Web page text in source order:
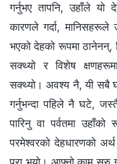
गर्नुभए तापनि, उहाँले यो
कारणले गर्दा, मानिसहरूले
भएको देहको रूपमा
सक्थ्यो र विशेष
सक्थ्यो। अवश्य नै, यी सबै
गर्नुभन्दा पहिले नै घटे,
पारिनु वा पर्वतमा
परमेश्‍वरको देहधारणको